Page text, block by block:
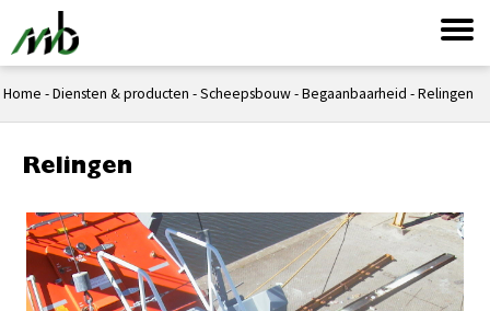
Home -Diensten & producten -Scheepsbouw-Begaanbaarheid -Relingen
Relingen